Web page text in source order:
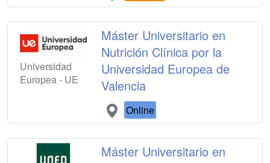
Universidad
Europea - UE
Máster Universitario en
Nutrición Clínica por la
Universidad Europea de
Valencia
Online
Máster Universitario en